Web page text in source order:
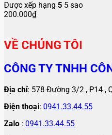
Được xếp hạng 5 5 sao
200.000₫
VỀ CHÚNG TÔI
CÔNG TY TNHH
Địa chỉ: 578 Đường 3/2 , P14 ,
Điện thoại: 0941.33.44.55
Zalo : 0941.33.44.55